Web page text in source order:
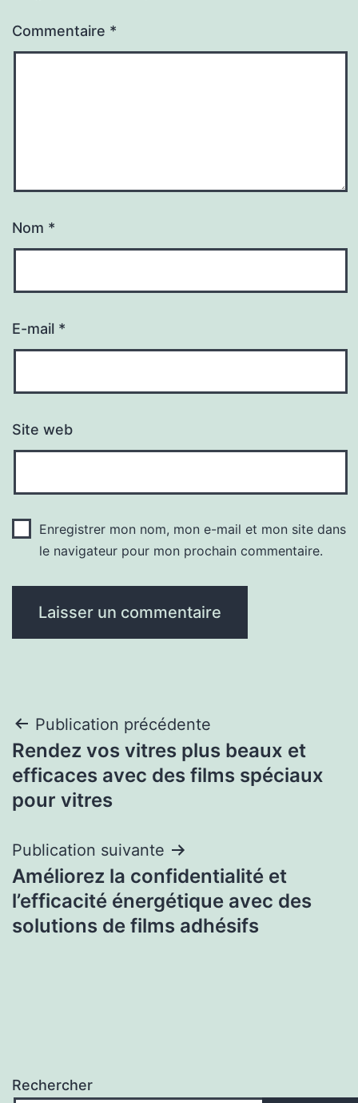
Commentaire *
Nom *
E-mail *
Site web
Enregistrer mon nom, mon e-mail et mon site dans
le navigateur pour mon prochain commentaire.
Navigation
de
l’article
Publication précédente
Rendez vos vitres plus beaux et
efficaces avec des films spéciaux
pour vitres
Publication suivante
Améliorez la confidentialité et
l’efficacité énergétique avec des
solutions de films adhésifs
Rechercher